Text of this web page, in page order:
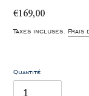
Prix
normal
€169,00
Taxes incluses. Frais
Quantité